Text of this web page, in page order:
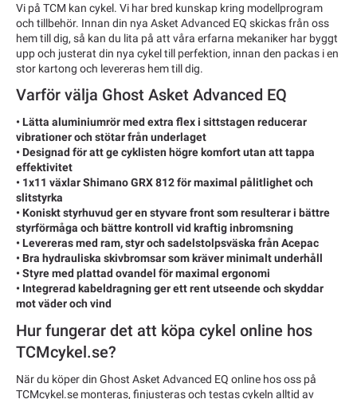
Vi på TCM kan cykel. Vi har bred kunskap kring modellprogram
och tillbehör. Innan din nya Asket Advanced EQ skickas från oss
hem till dig, så kan du lita på att våra erfarna mekaniker har byggt
upp och justerat din nya cykel till perfektion, innan den packas i en
stor kartong och levereras hem till dig.
Varför välja Ghost Asket Advanced EQ
• Lätta aluminiumrör med extra flex i sittstagen reducerar
vibrationer och stötar från underlaget
• Designad för att ge cyklisten högre komfort utan att tappa
effektivitet
• 1x11 växlar Shimano GRX 812 för maximal pålitlighet och
slitstyrka
• Koniskt styrhuvud ger en styvare front som resulterar i bättre
styrförmåga och bättre kontroll vid kraftig inbromsning
• Levereras med ram, styr och sadelstolpsväska från Acepac
• Bra hydrauliska skivbromsar som kräver minimalt underhåll
• Styre med plattad ovandel för maximal ergonomi
• Integrerad kabeldragning ger ett rent utseende och skyddar
mot väder och vind
Hur fungerar det att köpa cykel online hos
TCMcykel.se?
När du köper din Ghost Asket Advanced EQ online hos oss på
TCMcykel.se monteras, finjusteras och testas cykeln alltid av